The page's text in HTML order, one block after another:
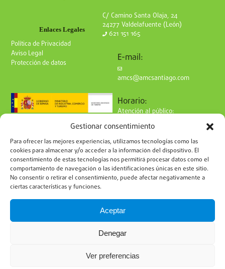
Gestionar consentimiento
Para ofrecer las mejores experiencias, utilizamos tecnologías como las
cookies para almacenar y/o acceder a la información del dispositivo. El
consentimiento de estas tecnologías nos permitirá procesar datos como el
comportamiento de navegación o las identificaciones únicas en este sitio.
No consentir o retirar el consentimiento, puede afectar negativamente a
ciertas características y funciones.
Aceptar
Denegar
Ver preferencias
Enlaces Legales
Política de Privacidad
Aviso Legal
Protección de datos
C/ Camino Santa Olaja, 24
24277 Valdelafuente (León)
621 151 165
E-mail:
amcs@amcsantiago.com
Horario:
Atención al público:
de 9 a 15h
Síguenos en redes:
Suscríbete a nuestro boletín